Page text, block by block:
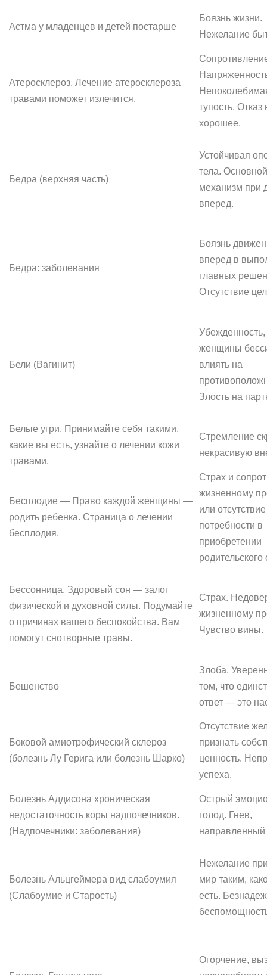
Астма у младенцев и детей постарше
Боязнь жизни.
Нежелание
Атеросклероз. Лечение атеросклероза
травами поможет излечится.
тупость. Отказ
хорошее.
Бедра (верхняя часть)
Устойчивая
тела. Основной
механизм при
вперед.
Бедра: заболевания
Боязнь
вперед в
главных
Отсутствие
Бели (Вагинит)
Убежденность,
женщины
влиять на
Злость на
Белые угри. Принимайте себя такими,
какие вы есть, узнайте о лечении кожи
травами.
Стремление
некрасивую
Бесплодие — Право каждой женщины —
родить ребенка. Страница о лечении
бесплодия.
Страх и
жизненному
или отсутствие
потребности в
приобретении
Бессонница. Здоровый сон — залог
физической и духовной силы. Подумайте
о причинах вашего беспокойства. Вам
помогут снотворные травы.
Страх.
жизненному
Чувство вины.
Бешенство
Злоба.
том, что
ответ — это
Боковой амиотрофический склероз
(болезнь Лу Герига или болезнь Шарко)
Отсутствие
признать
ценность.
успеха.
Болезнь Аддисона хроническая
недостаточность коры надпочечников.
(Надпочечники: заболевания)
Острый
голод. Гнев,
направленный
Болезнь Альцгеймера вид слабоумия
(Слабоумие и Старость)
Нежелание
мир таким,
есть.
Огорчение,